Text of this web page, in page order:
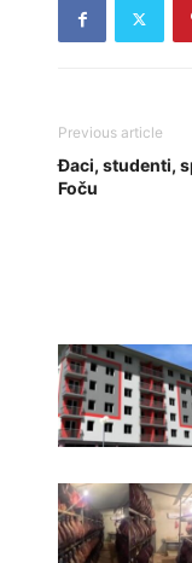
Previous article
Đaci, studenti,
Foču